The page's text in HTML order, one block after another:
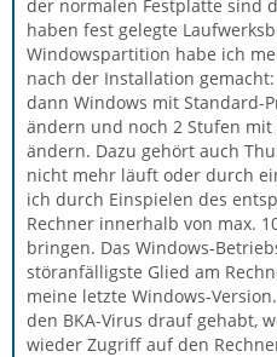
der normalen Festplatte sind
haben fest gelegte
Windowspartition habe ich
nach der Installation
dann Windows mit Standard-
ändern und noch 2 Stufen
ändern. Dazu gehört auch
nicht mehr läuft oder durch
ich durch Einspielen des
Rechner innerhalb von max.
bringen. Das Windows-
störanfälligste Glied am
meine letzte Windows-
den BKA-Virus drauf gehabt,
wieder Zugriff auf den